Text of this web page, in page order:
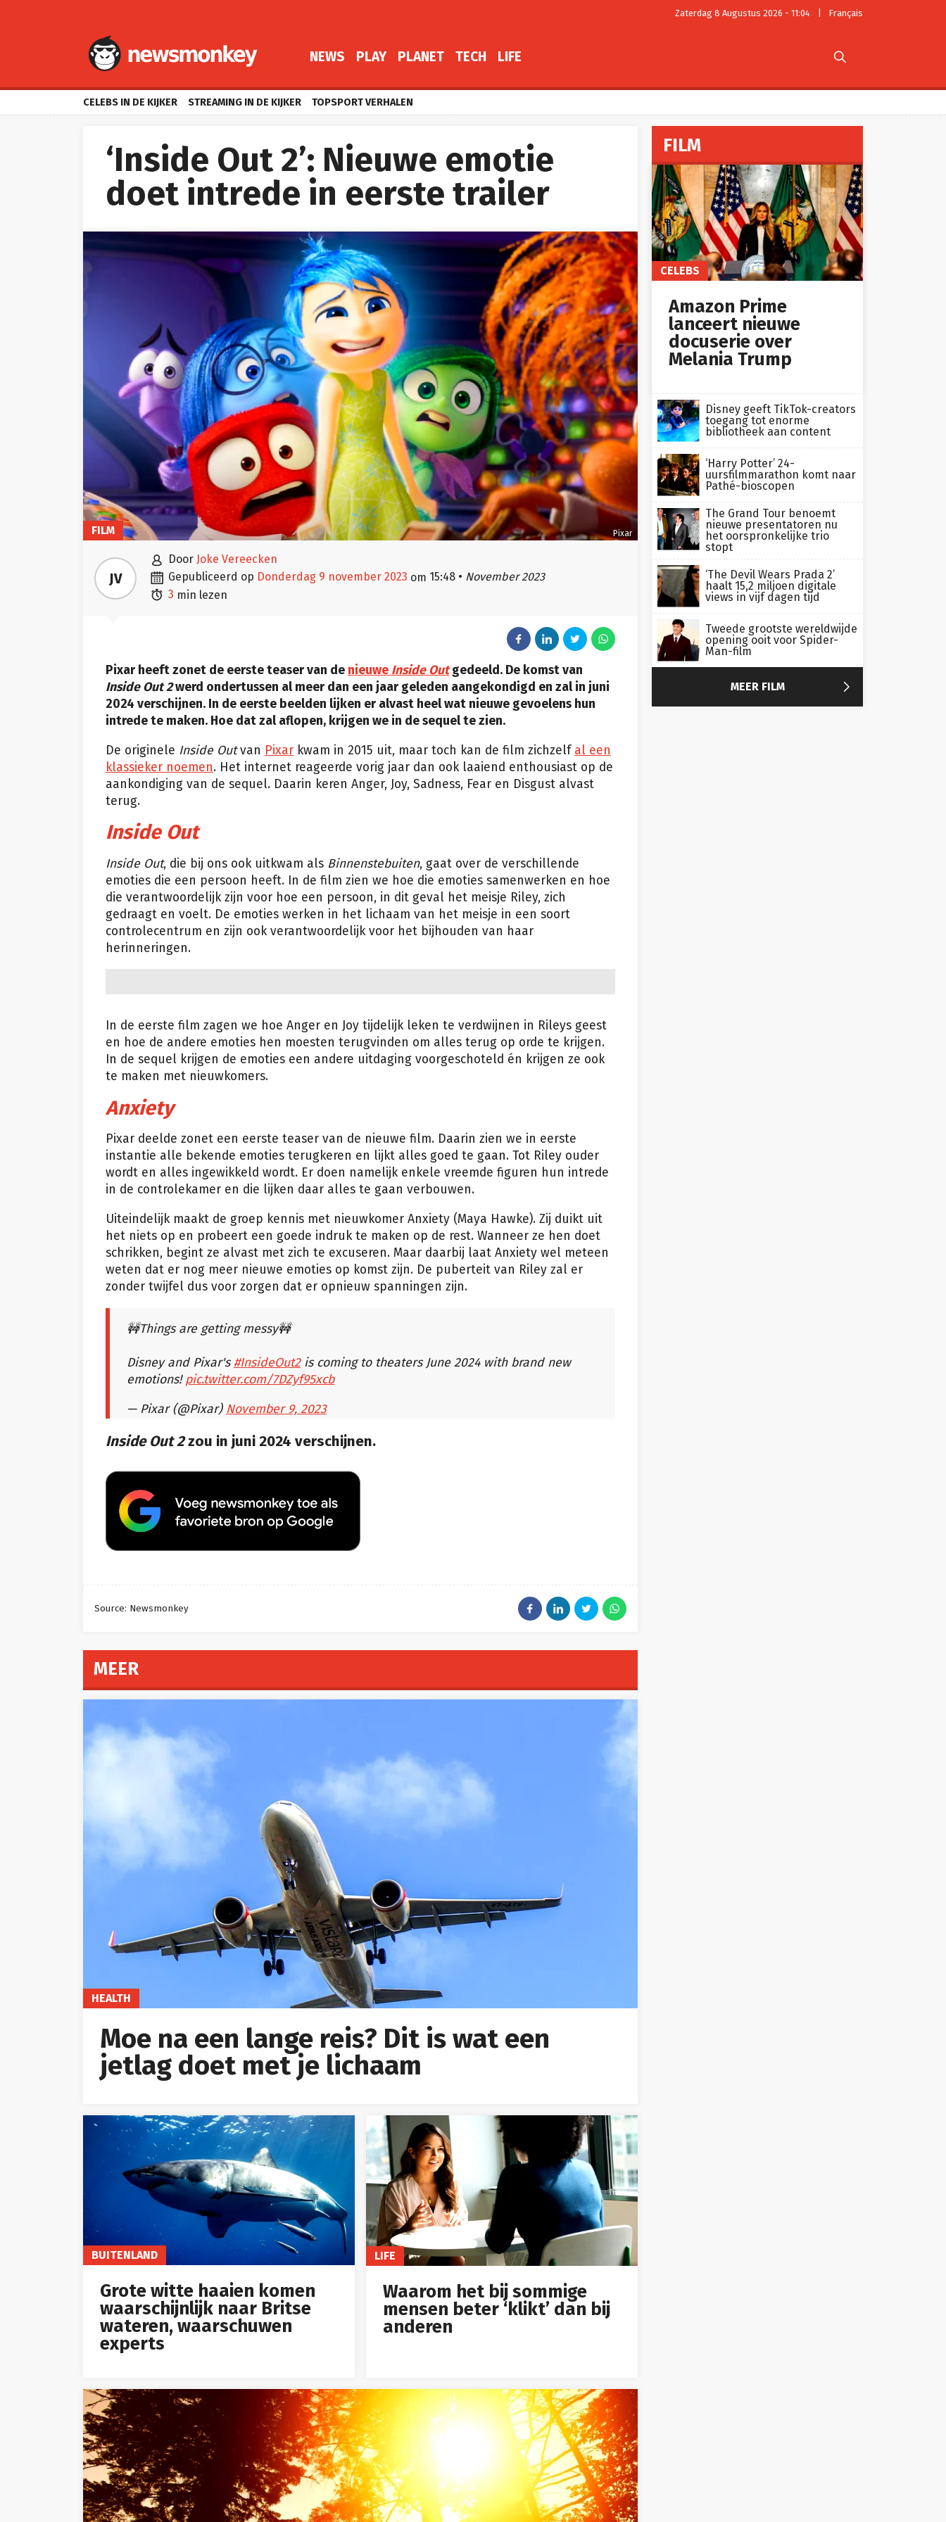
Zaterdag 8 Augustus 2026 - 11:04 Français
NEWS PLAY PLANET TECH LIFE 
CELEBS IN DE KIJKER STREAMING IN DE KIJKER TOPSPORT VERHALEN
‘Inside Out 2’: Nieuwe emotie
doet intrede in eerste trailer
Pixar
FILM
JV
 door Joke Vereecken
 gepubliceerd op donderdag 9 november 2023 om 15:48 • November 2023
 3 min lezen
Pixar heeft zonet de eerste teaser van de nieuwe Inside Outgedeeld. De komst van
Inside Out 2werd ondertussen al meer dan een jaar geleden aangekondigd en zal in juni
2024 verschijnen. In de eerste beelden lijken er alvast heel wat nieuwe gevoelens hun
intrede te maken. Hoe dat zal aflopen, krijgen we in de sequel te zien.
De originele Inside Outvan Pixar kwam in 2015 uit, maar toch kan de film zichzelf al een
klassieker noemen. Het internet reageerde vorig jaar dan ook laaiend enthousiast op de
aankondiging van de sequel. Daarin keren Anger, Joy, Sadness, Fear en Disgust alvast
terug.
Inside Out
Inside Out, die bij ons ook uitkwam als Binnenstebuiten, gaat over de verschillende
emoties die een persoon heeft. In de film zien we hoe die emoties samenwerken en hoe
die verantwoordelijk zijn voor hoe een persoon, in dit geval het meisje Riley, zich
gedraagt en voelt. De emoties werken in het lichaam van het meisje in een soort
controlecentrum en zijn ook verantwoordelijk voor het bijhouden van haar
herinneringen.
In de eerste film zagen we hoe Anger en Joy tijdelijk leken te verdwijnen in Rileys geest
en hoe de andere emoties hen moesten terugvinden om alles terug op orde te krijgen.
In de sequel krijgen de emoties een andere uitdaging voorgeschoteld én krijgen ze ook
te maken met nieuwkomers.
Anxiety
Pixar deelde zonet een eerste teaser van de nieuwe film. Daarin zien we in eerste
instantie alle bekende emoties terugkeren en lijkt alles goed te gaan. Tot Riley ouder
wordt en alles ingewikkeld wordt. Er doen namelijk enkele vreemde figuren hun intrede
in de controlekamer en die lijken daar alles te gaan verbouwen.
Uiteindelijk maakt de groep kennis met nieuwkomer Anxiety (Maya Hawke). Zij duikt uit
het niets op en probeert een goede indruk te maken op de rest. Wanneer ze hen doet
schrikken, begint ze alvast met zich te excuseren. Maar daarbij laat Anxiety wel meteen
weten dat er nog meer nieuwe emoties op komst zijn. De puberteit van Riley zal er
zonder twijfel dus voor zorgen dat er opnieuw spanningen zijn.
🚧Things are getting messy🚧
Disney and Pixar's#InsideOut2is coming to theaters June 2024 with brand new
emotions!pic.twitter.com/7DZyf95xcb
— Pixar (@Pixar) November 9, 2023
Inside Out 2zou in juni 2024 verschijnen.
Source: Newsmonkey
MEER
HEALTH
Moe na een lange reis? Dit is wat een
jetlag doet met je lichaam
BUITENLAND
Grote witte haaien komen
waarschijnlijk naar Britse
wateren, waarschuwen
experts
LIFE
Waarom het bij sommige
mensen beter ‘klikt’ dan bij
anderen
FILM
CELEBS
Amazon Prime
lanceert nieuwe
docuserie over
Melania Trump
Disney geeft TikTok-creators
toegang tot enorme
bibliotheek aan content
‘Harry Potter’ 24-
uursfilmmarathon komt naar
Pathé-bioscopen
The Grand Tour benoemt
nieuwe presentatoren nu
het oorspronkelijke trio
stopt
‘The Devil Wears Prada 2’
haalt 15,2 miljoen digitale
views in vijf dagen tijd
Tweede grootste wereldwijde
opening ooit voor Spider-
Man-film
MEER FILM 